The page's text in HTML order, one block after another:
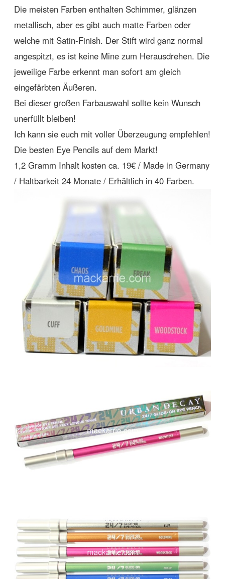
Die meisten Farben enthalten Schimmer, glänzen
metallisch, aber es gibt auch matte Farben oder
welche mit Satin-Finish. Der Stift wird ganz normal
angespitzt, es ist keine Mine zum Herausdrehen. Die
jeweilige Farbe erkennt man sofort am gleich
eingefärbten Äußeren.
Bei dieser großen Farbauswahl sollte kein Wunsch
unerfüllt bleiben!
Ich kann sie euch mit voller Überzeugung empfehlen!
Die besten Eye Pencils auf dem Markt!
1,2 Gramm Inhalt kosten ca. 19€ / Made in Germany
/ Haltbarkeit 24 Monate / Erhältlich in 40 Farben.